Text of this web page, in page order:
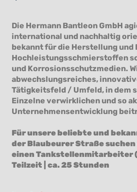
Die Hermann Bantleon GmbH
international und nachhaltig
bekannt für die Herstellung und
Hochleistungsschmierstoffen
und Korrosionsschutzmedien.
abwechslungsreiches,
Tätigkeitsfeld / Umfeld, in dem
Einzelne verwirklichen und so
Unternehmensentwicklung
Für unsere beliebte und
der Blaubeurer Straße
einen Tankstellenmitarbeiter
Teilzeit | ca. 25 Stunden